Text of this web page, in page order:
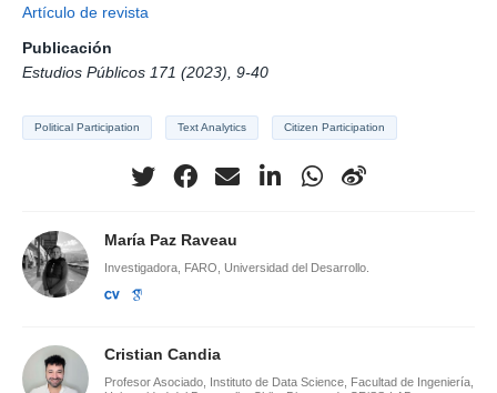
Artículo de revista
Publicación
Estudios Públicos 171 (2023), 9-40
Political Participation Text Analytics Citizen Participation
María Paz Raveau
Investigadora, FARO, Universidad del Desarrollo.
Cristian Candia
Profesor Asociado, Instituto de Data Science, Facultad de Ingeniería,